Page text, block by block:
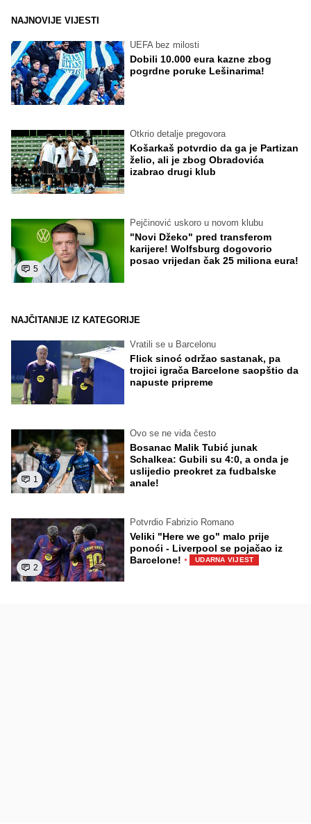
NAJNOVIJE VIJESTI
UEFA bez milosti
Dobili 10.000 eura kazne zbog
pogrdne poruke Lešinarima!
Otkrio detalje pregovora
Košarkaš potvrdio da ga je Partizan
želio, ali je zbog Obradovića
izabrao drugi klub
5
Pejčinović uskoro u novom klubu
"Novi Džeko" pred transferom
karijere! Wolfsburg dogovorio
posao vrijedan čak 25 miliona eura!
NAJČITANIJE IZ KATEGORIJE
Vratili se u Barcelonu
Flick sinoć održao sastanak, pa
trojici igrača Barcelone saopštio da
napuste pripreme
1
Ovo se ne viđa često
Bosanac Malik Tubić junak
Schalkea: Gubili su 4:0, a onda je
uslijedio preokret za fudbalske
anale!
2
Potvrdio Fabrizio Romano
Veliki "Here we go" malo prije
ponoći - Liverpool se pojačao iz
Barcelone! · UDARNA VIJEST